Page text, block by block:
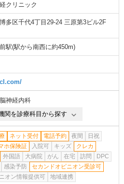
クリニック
多区千代4丁目29-24 三原第3ビル2F
駅(駅から南西に約450m)
脳神経内科
関を診療科目から探す
ネット受付 電話予約 夜間
日祝
ホ保険証 入院可 キッズ
クレカ
外国語 大病院 がん 在宅 訪問
DPC
感染予防
セカンドオピニオン受診可
オン情報提供可
地域連携